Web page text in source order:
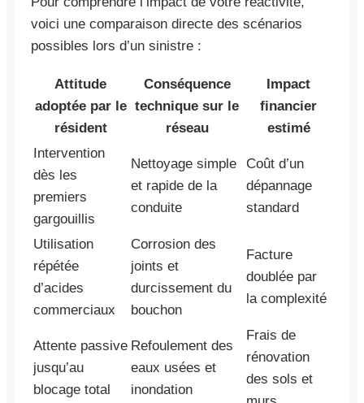
voici une comparaison directe des scénarios
possibles lors d’un sinistre :
Attitude
adoptée par le
résident
Conséquence
technique sur le
réseau
Impact
financier
estimé
Intervention
dès les
premiers
gargouillis
Nettoyage simple
et rapide de la
conduite
Coût d’un
dépannage
standard
Utilisation
répétée
d’acides
commerciaux
Corrosion des
joints et
durcissement du
bouchon
Facture
doublée par
la complexité
Attente passive
jusqu’au
blocage total
Refoulement des
eaux usées et
inondation
Frais de
rénovation
des sols et